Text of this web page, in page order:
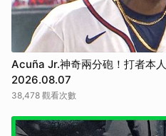
Acuña Jr.神奇兩分砲！打者本人
2026.08.07
38,478 觀看次數